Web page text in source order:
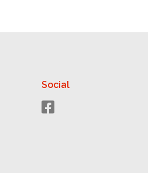
Social